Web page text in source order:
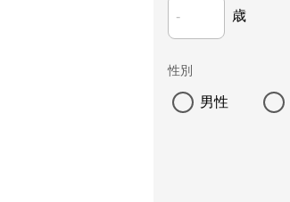
歳
性別
男性